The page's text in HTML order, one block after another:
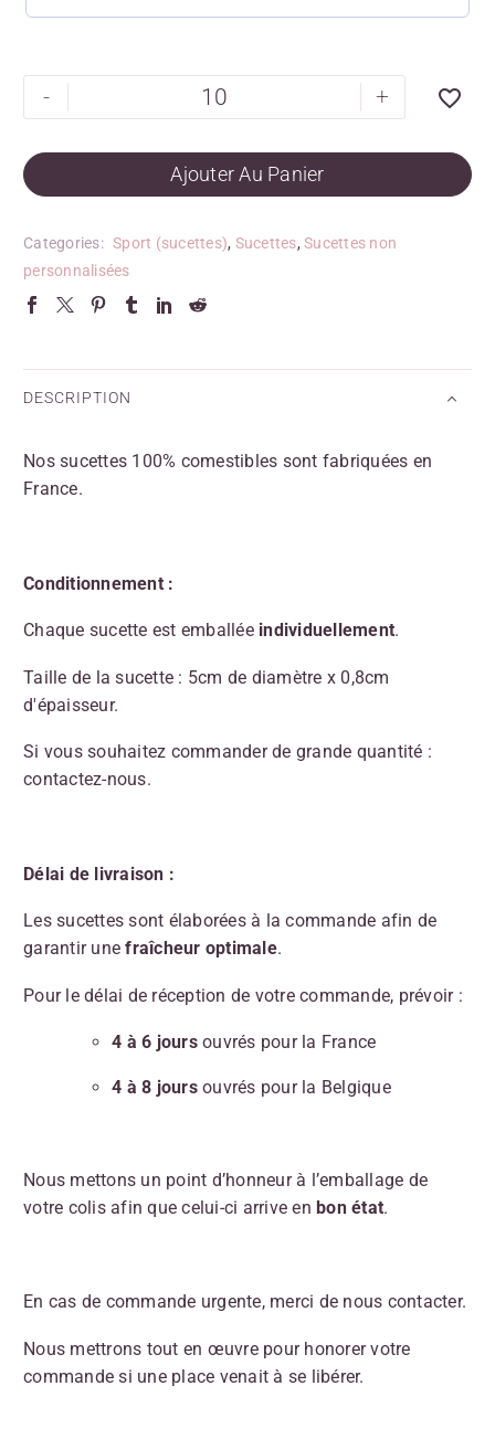
- +
Ajouter Au Panier
Categories: Sport (sucettes), Sucettes, Sucettes non
personnalisées
DESCRIPTION
Nos sucettes 100% comestibles sont fabriquées en
France.
Conditionnement :
Chaque sucette est emballée individuellement.
Taille de la sucette : 5cm de diamètre x 0,8cm
d'épaisseur.
Si vous souhaitez commander de grande quantité :
contactez-nous.
Délai de livraison :
Les sucettes sont élaborées à la commande afin de
garantir unefraîcheur optimale.
Pour le délai de réception de votre commande, prévoir :
4 à 6 jours ouvrés pour la France
4 à 8 jours ouvrés pour la Belgique
Nous mettons un point d’honneur à l’emballage de
votre colis afin que celui-ci arrive en bon état.
En cas de commande urgente, merci de nous contacter.
Nous mettrons tout en œuvre pour honorer votre
commande si une place venait à se libérer.